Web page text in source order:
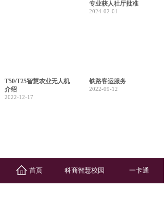
专业获人社厅批准
2024-02-01
T50/T25智慧农业无人机
介绍
2022-12-17
铁路客运服务
2022-09-12
2022-09-12
机电设备安装与维修
2022-09-12
首页 科商智慧校园 一卡通